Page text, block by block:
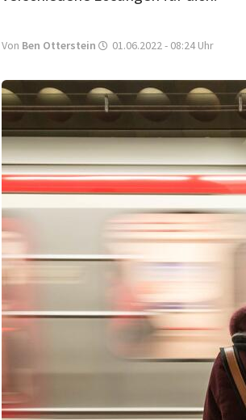
Von Ben Otterstein 01.06.2022 - 08:24 Uhr